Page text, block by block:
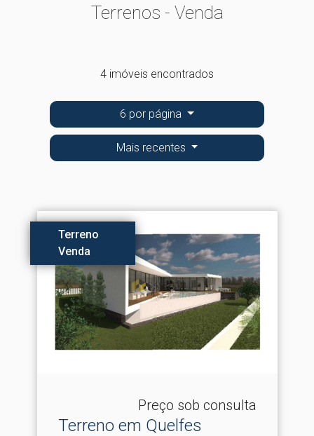
Terrenos - Venda
4 imóveis encontrados
6 por página
Mais recentes
Terreno
Venda
Preço sob consulta
Terreno em Quelfes